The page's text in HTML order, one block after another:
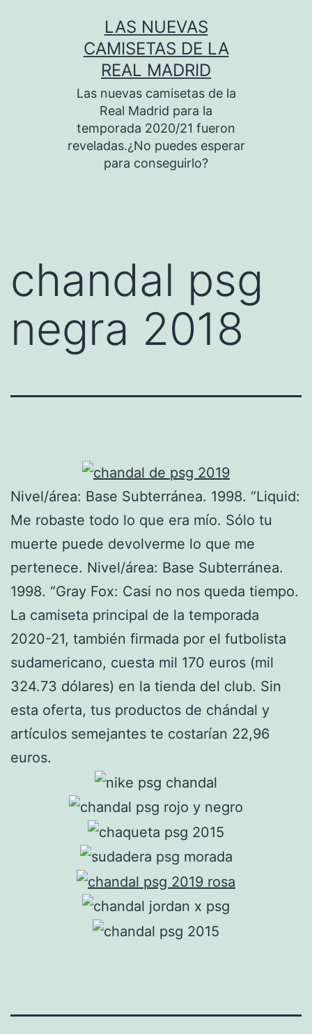
LAS NUEVAS
CAMISETAS DE LA
REAL MADRID
Las nuevas camisetas de la
Real Madrid para la
temporada 2020/21 fueron
reveladas.¿No puedes esperar
para conseguirlo?
chandal psg
negra 2018
Nivel/área: Base Subterránea. 1998. “Liquid:
Me robaste todo lo que era mío. Sólo tu
muerte puede devolverme lo que me
pertenece. Nivel/área: Base Subterránea.
1998. “Gray Fox: Casi no nos queda tiempo.
La camiseta principal de la temporada
2020-21, también firmada por el futbolista
sudamericano, cuesta mil 170 euros (mil
324.73 dólares) en la tienda del club. Sin
esta oferta, tus productos de chándal y
artículos semejantes te costarían 22,96
euros.